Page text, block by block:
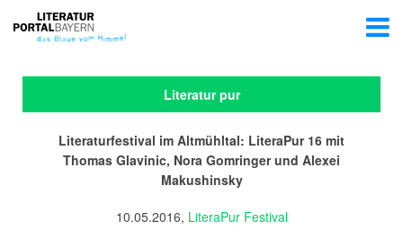
Literatur pur
Literaturfestival im Altmühltal: LiteraPur 16 mit
Thomas Glavinic, Nora Gomringer und Alexei
Makushinsky
10.05.2016, LiteraPur Festival